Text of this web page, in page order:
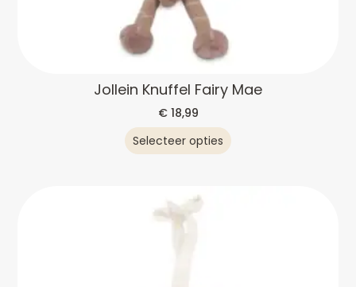
Jollein Knuffel Fairy Mae
€18,99
Selecteer opties